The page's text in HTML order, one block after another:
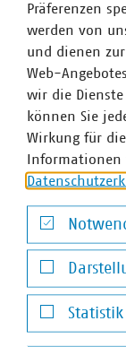
Überbrachte ein
Bundesminister für
Liebing und den drei
Uwe Feige © VKU
Präferenzen
werden von
und dienen
Web-
wir die Dienste
können Sie
Wirkung für
Informationen
Statistik
Statistik